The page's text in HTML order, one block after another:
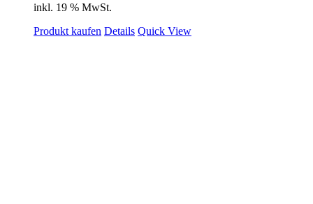
inkl. 19 % MwSt.
Produkt kaufen Details Quick View